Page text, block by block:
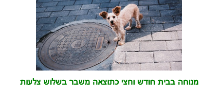
מנוחה בבית חודש וחצי כתוצאה משבר בשלוש צלעות